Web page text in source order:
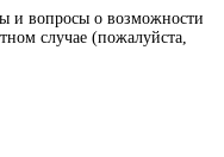
и вопросы о возможности
случае (пожалуйста,